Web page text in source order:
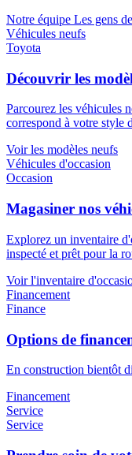
Notre équipe Les gens
Véhicules neufs
Toyota
Découvrir les
Parcourez les véhicules
correspond à votre style
Voir les modèles neufs
Véhicules d'occasion
Occasion
Magasiner nos
Explorez un inventaire
inspecté et prêt pour la
Voir l'inventaire
Financement
Finance
Options de
En construction bientôt
Financement
Service
Service